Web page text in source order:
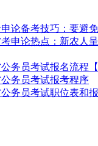
论备考技巧：要避
申论热点：新农人
务员考试报名流程【
务员考试报考程序
务员考试职位表和